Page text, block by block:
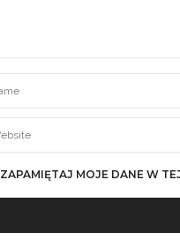
ZAPAMIĘTAJ MOJE DANE W